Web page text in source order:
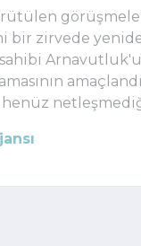
zirvede
henüz